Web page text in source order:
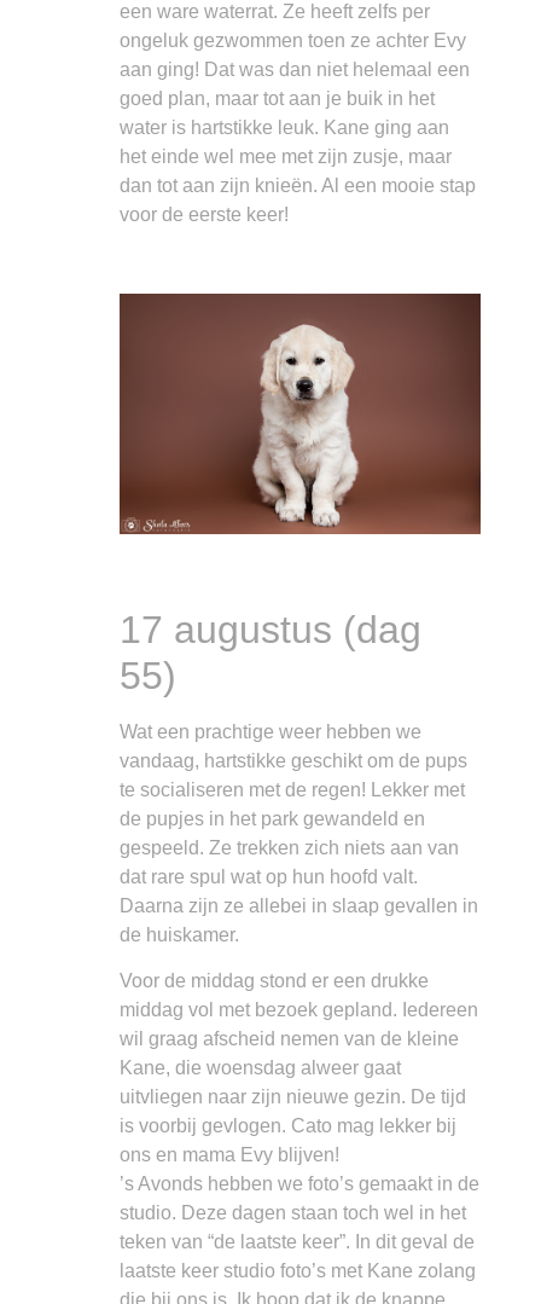
een ware waterrat. Ze heeft zelfs per
ongeluk gezwommen toen ze achter Evy
aan ging! Dat was dan niet helemaal een
goed plan, maar tot aan je buik in het
water is hartstikke leuk. Kane ging aan
het einde wel mee met zijn zusje, maar
dan tot aan zijn knieën. Al een mooie stap
voor de eerste keer!
17 augustus (dag
55)
Wat een prachtige weer hebben we
vandaag, hartstikke geschikt om de pups
te socialiseren met de regen! Lekker met
de pupjes in het park gewandeld en
gespeeld. Ze trekken zich niets aan van
dat rare spul wat op hun hoofd valt.
Daarna zijn ze allebei in slaap gevallen in
de huiskamer.
Voor de middag stond er een drukke
middag vol met bezoek gepland. Iedereen
wil graag afscheid nemen van de kleine
Kane, die woensdag alweer gaat
uitvliegen naar zijn nieuwe gezin. De tijd
is voorbij gevlogen. Cato mag lekker bij
ons en mama Evy blijven!
’s Avonds hebben we foto’s gemaakt in de
studio. Deze dagen staan toch wel in het
teken van “de laatste keer”. In dit geval de
laatste keer studio foto’s met Kane zolang